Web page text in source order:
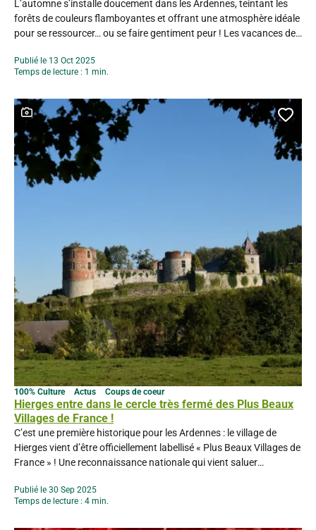
L’automne s’installe doucement dans les Ardennes, teintant les
forêts de couleurs flamboyantes et offrant une atmosphère idéale
pour se ressourcer… ou se faire gentiment peur ! Les vacances de
autrement, entre balades en famille, animations culturelles et
festivités d’Halloween. Voici quelques pistes pour un séjour
Publié le 13 Oct 2025
Temps de lecture : 1 min.
Hierges entre dans le cercle très fermé des Plus Beaux
Villages de France !
100% Culture Actus Coups de coeur
C’est une première historique pour les Ardennes : le village de
Hierges vient d’être officiellement labellisé « Plus Beaux Villages de
France » ! Une reconnaissance nationale qui vient saluer
commune nichée aux portes de la Belgique, dans la vallée de la
Meuse. Le label « Les Plus Beaux...
Publié le 30 Sep 2025
Temps de lecture : 4 min.
Ce contenu contient une galerie photo